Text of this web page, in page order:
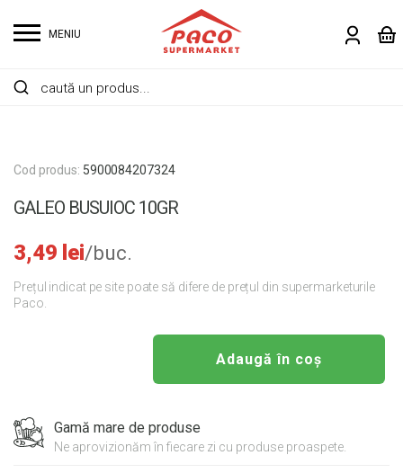
MENIU
Cod produs: 5900084207324
GALEO BUSUIOC 10GR
3,49 lei/buc.
Prețul indicat pe site poate să difere de prețul din supermarketurile
Paco.
Adaugă în coș
Gamă mare de produse
Ne aprovizionăm în fiecare zi cu produse proaspete.